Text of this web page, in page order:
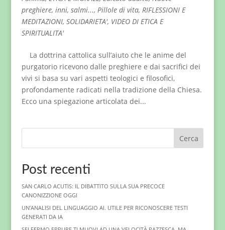
preghiere, inni, salmi..., Pillole di vita, RIFLESSIONI E
MEDITAZIONI, SOLIDARIETA', VIDEO DI ETICA E
SPIRITUALITA'
La dottrina cattolica sull’aiuto che le anime del
purgatorio ricevono dalle preghiere e dai sacrifici dei
vivi si basa su vari aspetti teologici e filosofici,
profondamente radicati nella tradizione della Chiesa.
Ecco una spiegazione articolata dei...
Cerca
Post recenti
SAN CARLO ACUTIS: IL DIBATTITO SULLA SUA PRECOCE
CANONIZZIONE OGGI
UN’ANALISI DEL LINGUAGGIO AI. UTILE PER RICONOSCERE TESTI
GENERATI DA IA